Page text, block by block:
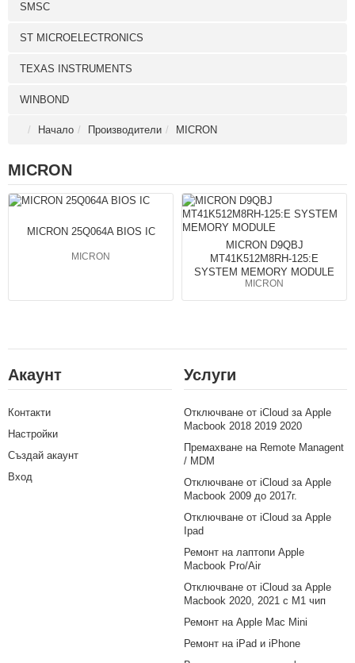
SMSC
ST MICROELECTRONICS
TEXAS INSTRUMENTS
WINBOND
Начало Производители MICRON
MICRON
MICRON 25Q064A BIOS IC
MICRON
MICRON D9QBJ
MT41K512M8RH-125:E
SYSTEM MEMORY MODULE
MICRON
Акаунт
Контакти
Настройки
Създай акаунт
Вход
Услуги
Отключване от iCloud за Apple
Macbook 2018 2019 2020
Премахване на Remote Managent
/ MDM
Отключване от iCloud за Apple
Macbook 2009 до 2017г.
Отключване от iCloud за Apple
Ipad
Ремонт на лаптопи Apple
Macbook Pro/Air
Отключване от iCloud за Apple
Macbook 2020, 2021 с M1 чип
Ремонт на Apple Mac Mini
Ремонт на iPad и iPhone